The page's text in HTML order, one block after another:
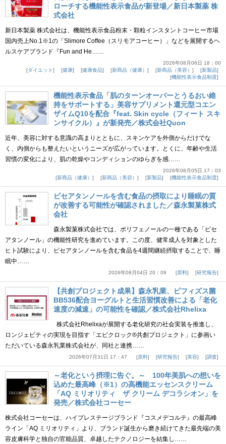
ローチする機能性表示食品が新登場／新日本製薬 株
式会社
新日本製薬 株式会社は、機能性表示食品粉末・顆粒インスタントコーヒー市場
国内売上No.1※1の「Slimore Coffee（スリモアコーヒー）」などを展開するヘ
ルスケアブランド『Fun and He……
2026年08月06日 18：00
ダイエット
健康 健康食品 新商品（健康） 新商品（美容）
新製品
機能性表示食品制度
機能性表示食品「肌のターンオーバーとうるおい維
持をサポートする」美容サプリメント還元型コエン
ザイムQ10を配合『feat. Skin cycle（フィート スキ
ンサイクル）』が新発売／株式会社Quon
近年、美容に対する意識の高まりとともに、スキンケアを外側からだけでな
く、内側からも整えたいというニーズが広がっています。とくに、年齢や生活
習慣の変化により、肌の乾燥やコンディションのゆらぎを感……
2026年08月05日 17：03
新商品（健康）
新商品（美容） 新製品 機能性表示食品制度
ピセアタンノールを含む食品の摂取により睡眠の質
が改善する可能性が確認されました／森永製菓株式
会社
森永製菓株式会社では、ポリフェノールの一種である「ピセ
アタンノール」の機能性研究を進めています。この度、健常成人を対象とした
ヒト試験により、ピセアタンノールを含む食品を4週間継続摂取することで、睡
眠中……
2026年08月04日 20：09 原料 研究報告
【共創プロジェクト成果】森永乳業、ビフィズス菌
BB536配合ヨーグルトと生活習慣改善による「老化
速度の減速」の可能性を確認／株式会社Rhelixa
株式会社Rhelixaが展開する老化研究の社会実装を推進し、
ロンジェビティの実現を目指す「エピクロック®共創プロジェクト」に参画い
ただいている森永乳業株式会社が、同社と連携……
2026年07月31日 17：47 原料 研究報告 美容 調査
～老化という摂理に告ぐ。～ 100年美肌への想いを
込めた最高峰（※1）の高機能エッセンスクリーム
「AQ ミリオリティ ザ クリーム デコラシオン」を
発売／株式会社コーセー
株式会社コーセーは、ハイプレステージブランド『コスメデコルテ』の最高峰
ライン「AQ ミリオリティ」より、ブランド誕生から磨き続けてきた最先端の美
容皮膚科学と独自の官能品質、卓越したテクノロジーを結集し……